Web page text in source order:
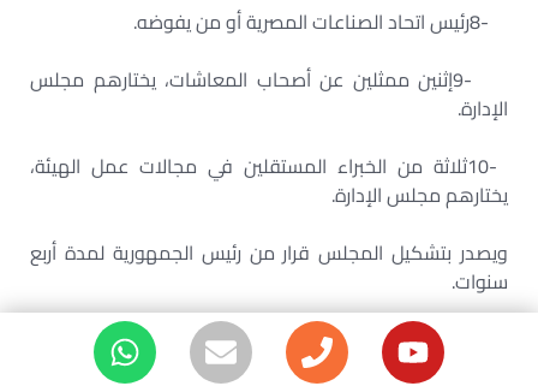
8-رئيس اتحاد الصناعات المصرية أو من يفوضه.
9-إثنين ممثلين عن أصحاب المعاشات، يختارهم مجلس
الإدارة.
10-ثلاثة من الخبراء المستقلين في مجالات عمل الهيئة،
يختارهم مجلس الإدارة.
ويصدر بتشكيل المجلس قرار من رئيس الجمهورية لمدة أربع
سنوات.
ويكون التجديد لرئيس الهيئة ونوابه وممثلى أصحاب المعاشات
والخبراء لمرة واحدة فقط.